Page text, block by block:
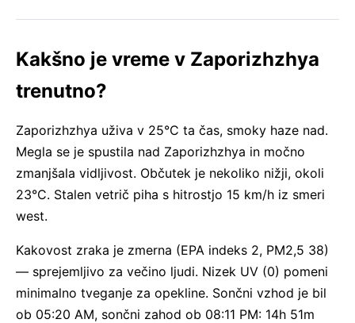
Kakšno je vreme v Zaporizhzhya
trenutno?
Zaporizhzhya uživa v 25°C ta čas, smoky haze nad.
Megla se je spustila nad Zaporizhzhya in močno
zmanjšala vidljivost. Občutek je nekoliko nižji, okoli
23°C. Stalen vetrič piha s hitrostjo 15 km/h iz smeri
west.
Kakovost zraka je zmerna (EPA indeks 2, PM2,5 38)
— sprejemljivo za večino ljudi. Nizek UV (0) pomeni
minimalno tveganje za opekline. Sončni vzhod je bil
ob 05:20 AM, sončni zahod ob 08:11 PM: 14h 51m